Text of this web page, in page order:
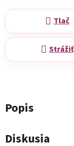
Tlač
Strážiť
Popis
Diskusia